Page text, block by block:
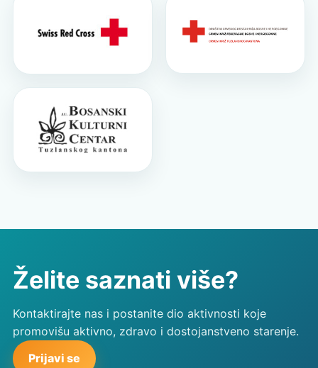
Želite saznati više?
Kontaktirajte nas i postanite dio aktivnosti koje
promovišu aktivno, zdravo i dostojanstveno starenje.
Prijavi se